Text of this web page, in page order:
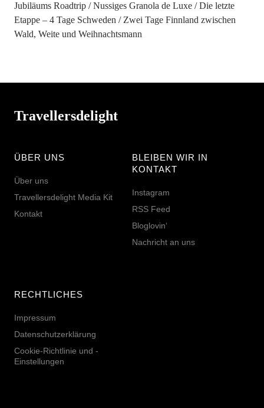
Jubiläums Roadtrip
Nussiges Granola de Luxe
Die letzte
Etappe – 4 Tage Schweden
Zwei Tage Finnland zwischen
Wald, Weite und Weihnachtsmann
Travellersdelight
ÜBER UNS
Über uns
Travellersdelight Media Kit
Kontakt
BLEIBEN WIR IN
KONTAKT
Instagram
RSS Feed
Bloglovin‘
Nachricht an uns
RECHTLICHES
Impressum
Datenschutzerklärung
Cookie-Richtlinie und -
Einstellungen